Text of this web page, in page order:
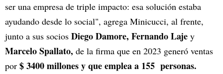
ser una empresa de triple impacto: esa solución estaba
ayudando desde lo social", agrega Minicucci, al frente,
junto a sus socios Diego Damore, Fernando Laje y
Marcelo Spallato, de la firma que en 2023 generó ventas
por $ 3400 millones y que emplea a 155 personas.